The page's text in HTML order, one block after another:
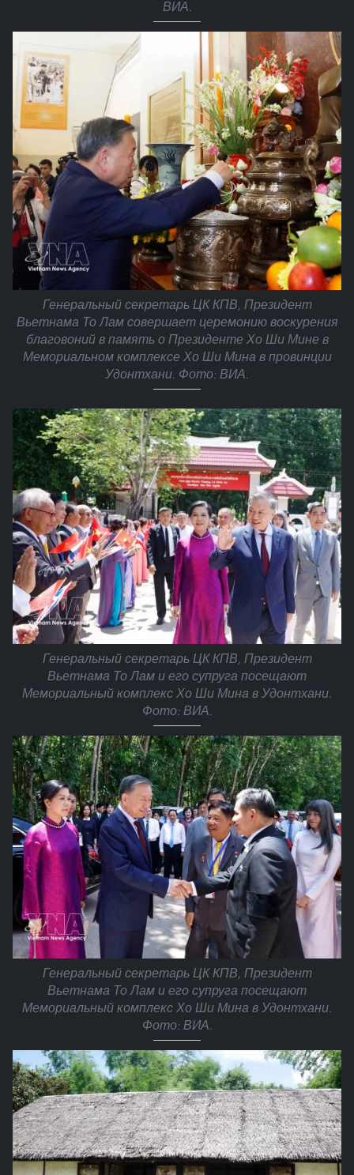
ВИА.
Генеральный секретарь ЦК КПВ, Президент
Вьетнама То Лам совершает церемонию воскурения
благовоний в память о Президенте Хо Ши Мине в
Мемориальном комплексе Хо Ши Мина в провинции
Удонтхани. Фото: ВИА.
Генеральный секретарь ЦК КПВ, Президент
Вьетнама То Лам и его супруга посещают
Мемориальный комплекс Хо Ши Мина в Удонтхани.
Фото: ВИА.
Генеральный секретарь ЦК КПВ, Президент
Вьетнама То Лам и его супруга посещают
Мемориальный комплекс Хо Ши Мина в Удонтхани.
Фото: ВИА.